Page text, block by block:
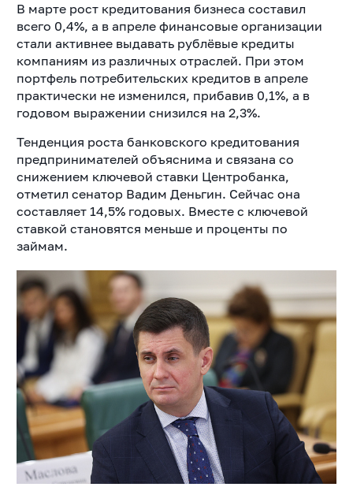
В марте рост кредитования бизнеса составил
всего 0,4%, а в апреле финансовые организации
стали активнее выдавать рублёвые кредиты
компаниям из различных отраслей. При этом
портфель потребительских кредитов в апреле
практически не изменился, прибавив 0,1%, а в
годовом выражении снизился на 2,3%.
Тенденция роста банковского кредитования
предпринимателей объяснима и связана со
снижением ключевой ставки Центробанка,
отметил сенатор Вадим Деньгин. Сейчас она
составляет 14,5% годовых. Вместе с ключевой
ставкой становятся меньше и проценты по
займам.